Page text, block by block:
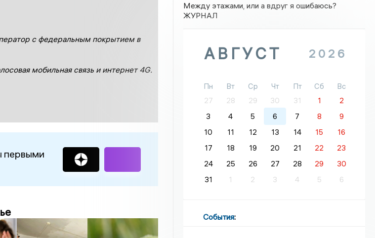
с федеральным покрытием в
мобильная связь и интернет 4G.
первыми
Между этажами, или а вдруг я ошибаюсь?
ЖУРНАЛ
АВГУСТ 2026
Пн Вт Ср Чт Пт Сб
Вс
27
28 29 30 31 1
2
3
4 5 6 7 8
9
10
11 12 13 14 15
16
17
18 19 20 21 22
23
24
25 26 27 28 29
30
31
1 2 3 4 5 6
События: